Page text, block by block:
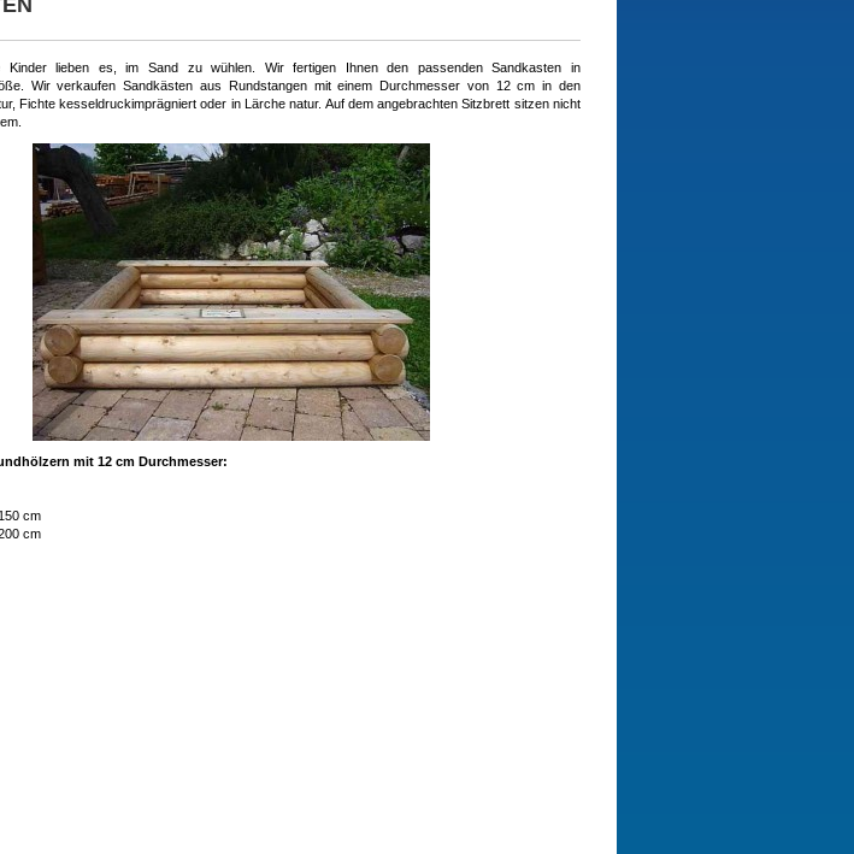
Kinder lieben es, im Sand zu wühlen. Wir fertigen Ihnen den passenden Sandkasten in
Wir verkaufen Sandkästen aus Rundstangen mit einem Durchmesser von 12 cm in den
Fichte kesseldruckimprägniert oder in Lärche natur. Auf dem angebrachten Sitzbrett sitzen nicht
mit 12 cm Durchmesser:
cm
cm